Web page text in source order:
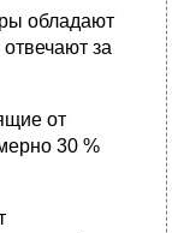
обладают
за
от
30 %